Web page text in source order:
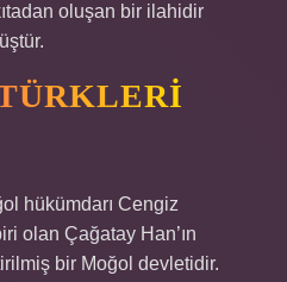
oluşan bir ilahidir
hükümdarı Cengiz
olan Çağatay Han’ın
bir Moğol devletidir.